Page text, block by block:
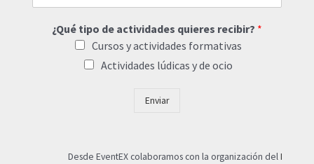
¿Qué tipo de actividades quieres recibir? *
Cursos y actividades formativas
Actividades lúdicas y de ocio
Enviar
Desde EventEX colaboramos con la organización delI